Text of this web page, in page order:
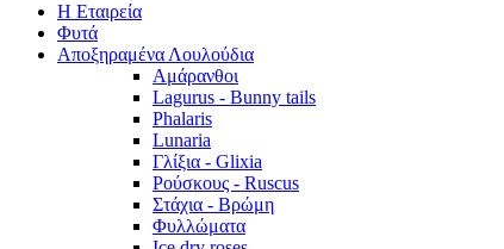
Η Εταιρεία
Φυτά
Αποξηραμένα Λουλούδια
Αμάρανθοι
Lagurus - Bunny tails
Phalaris
Lunaria
Γλίξια - Glixia
Ρούσκους - Ruscus
Στάχια - Βρώμη
Φυλλώματα